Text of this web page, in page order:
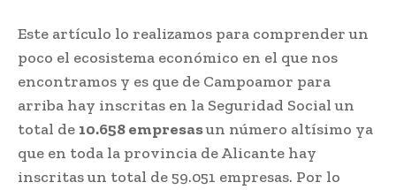
Este artículo lo realizamos para comprender un
poco el ecosistema económico en el que nos
encontramos y es que de Campoamor para
arriba hay inscritas en la Seguridad Social un
total de 10.658 empresasun número altísimo ya
que en toda la provincia de Alicante hay
inscritas un total de 59.051 empresas. Por lo